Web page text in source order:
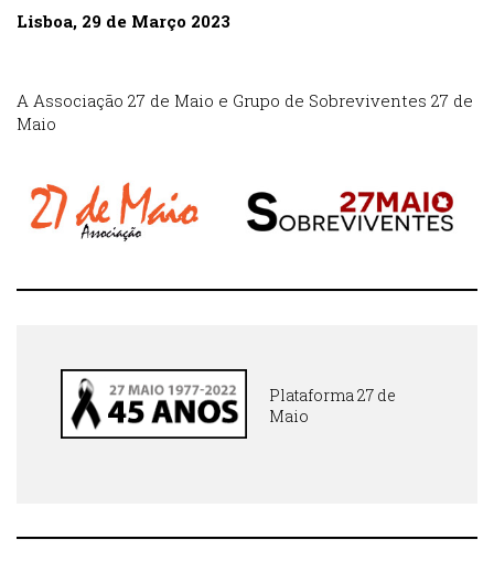
Lisboa, 29 de Março 2023
A Associação 27 de Maio e Grupo de Sobreviventes 27 de
Maio
Plataforma 27 de
Maio